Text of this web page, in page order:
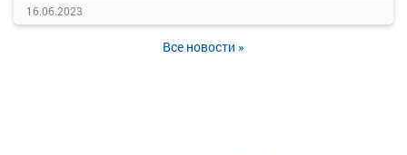
16.06.2023
Все новости »